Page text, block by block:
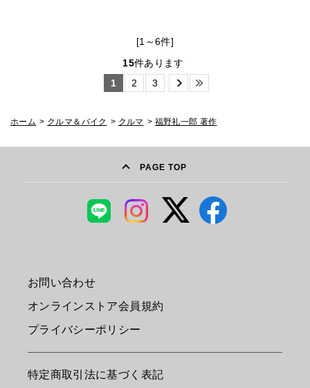
[1～6件]
15件あります
1
2 3
ホーム > クルマ＆バイク > クルマ > 福野礼一郎 著作
PAGE TOP
お問い合わせ
オンラインストア会員規約
プライバシーポリシー
特定商取引法に基づく表記